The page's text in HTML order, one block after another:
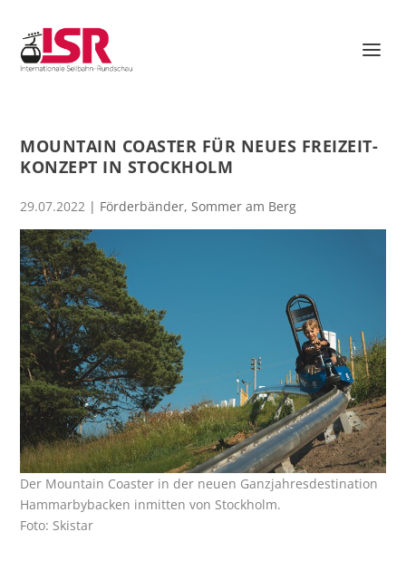
MOUNTAIN COASTER FÜR NEUES FREIZEIT-
KONZEPT IN STOCKHOLM
29.07.2022 | Förderbänder,Sommer am Berg
Der Mountain Coaster in der neuen Ganzjahresdestination
Hammarbybacken inmitten von Stockholm.
Foto: Skistar